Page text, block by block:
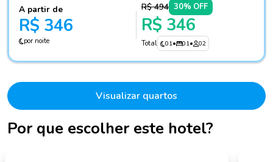
Por que escolher este hotel?
A partir de
R$ 346
por noite
R$ 494 30% OFF
R$ 346
Total 01• 01• 02
Visualizar quartos